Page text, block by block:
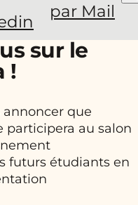
par Mail
sur le
!
annoncer que
participera au salon
futurs étudiants en